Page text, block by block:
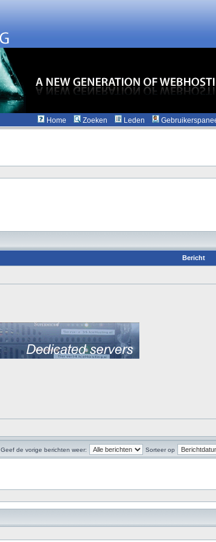
Home Zoeken Leden
Bericht
Geef de vorige berichten weer: Sorteer op